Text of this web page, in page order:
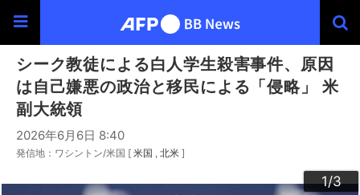
シーク教徒による白人学生殺害事件、原因
は自己嫌悪の政治と移民による「侵略」 米
副大統領
2026年6月6日 8:40
発信地：ワシントン/米国 [ 米国 北米 ]
1/3
2/3
3/3